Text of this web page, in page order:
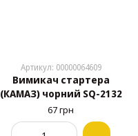
Артикул: 00000064609
Вимикач стартера
(КАМАЗ) чорний SQ-2132
67 грн